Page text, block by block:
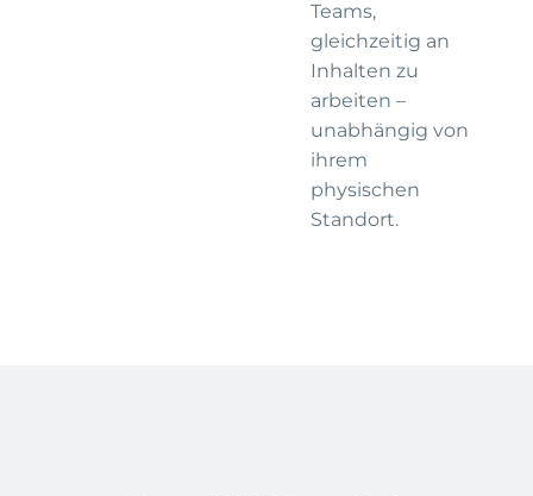
Teams,
gleichzeitig an
Inhalten zu
arbeiten –
unabhängig von
ihrem
physischen
Standort.